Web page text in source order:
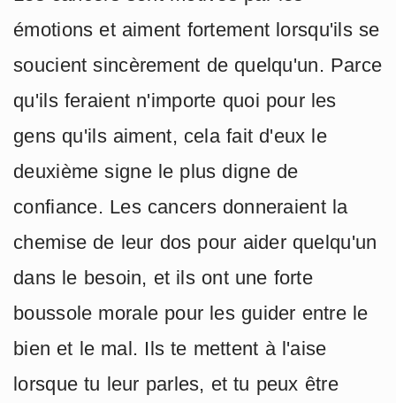
émotions et aiment fortement lorsqu'ils se
soucient sincèrement de quelqu'un. Parce
qu'ils feraient n'importe quoi pour les
gens qu'ils aiment, cela fait d'eux le
deuxième signe le plus digne de
confiance. Les cancers donneraient la
chemise de leur dos pour aider quelqu'un
dans le besoin, et ils ont une forte
boussole morale pour les guider entre le
bien et le mal. Ils te mettent à l'aise
lorsque tu leur parles, et tu peux être